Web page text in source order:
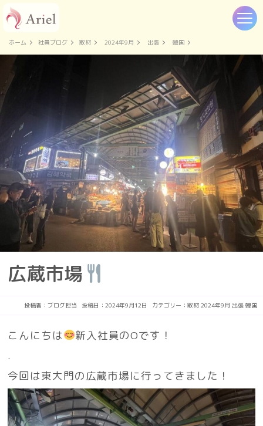
ホーム 社員ブログ 取材 2024年9月 出張 韓国
広蔵市場
投稿者： ブログ担当 投稿日：2024年9月12日 カテゴリー： 取材 2024年9月 出張 韓国
こんにちは
新入社員のOです！
.
今回は東大門の広蔵市場に行ってきました！